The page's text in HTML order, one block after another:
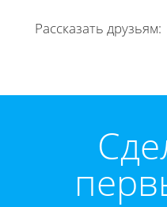
Рассказать друзьям: